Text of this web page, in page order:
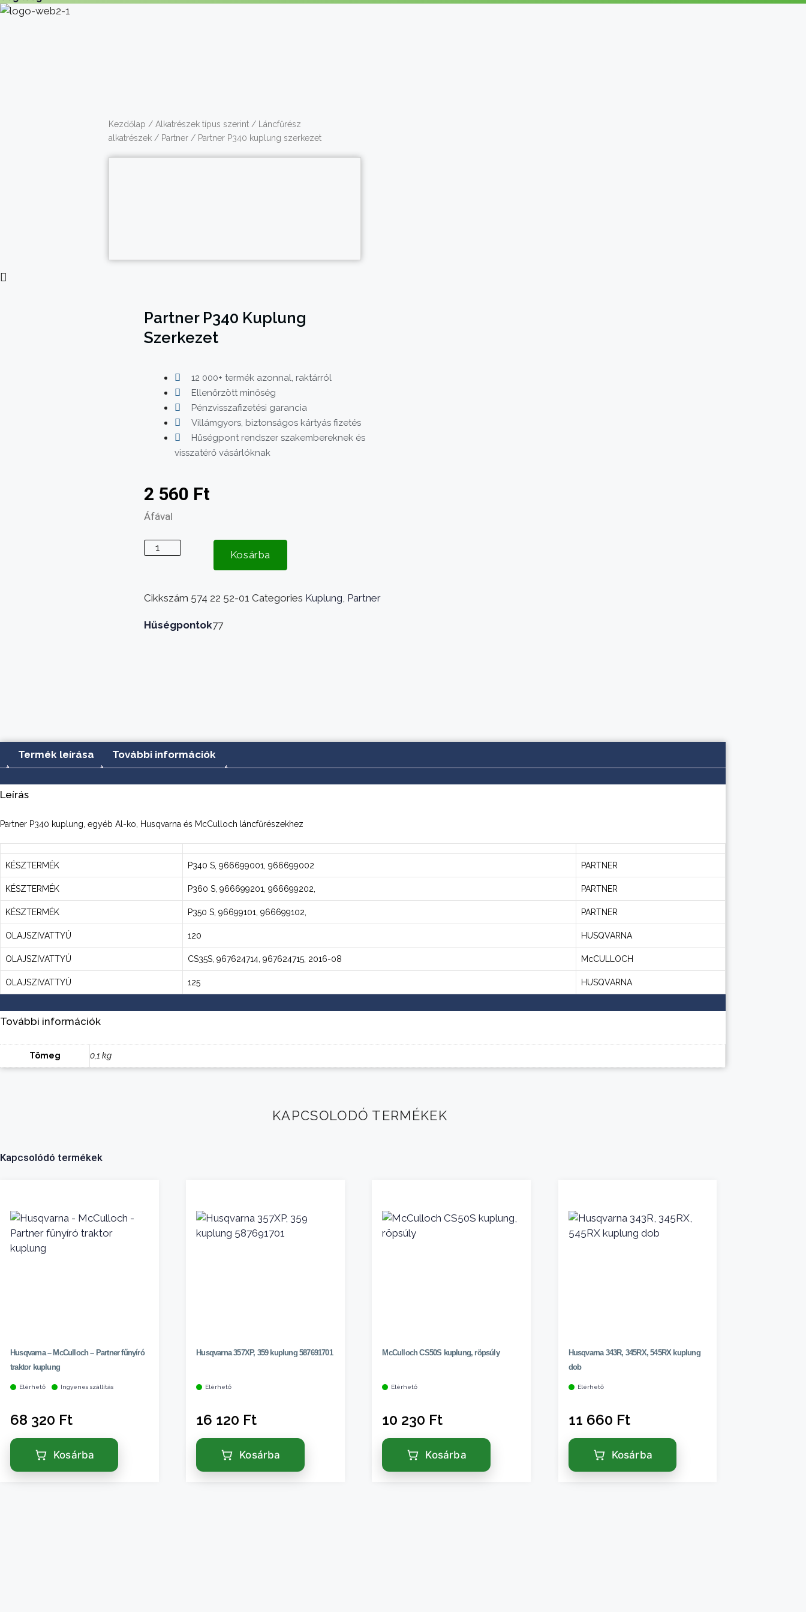
Kezdőlap / Alkatrészek típus szerint /
Láncfűrész
alkatrészek / Partner / Partner P340 kuplung szerkezet
Partner P340 Kuplung
Szerkezet
12 000+ termék azonnal, raktárról
Ellenőrzött minőség
Pénzvisszafizetési garancia
Villámgyors, biztonságos kártyás fizetés
Hűségpont rendszer szakembereknek és
visszatérő vásárlóknak
2 560 Ft
Áfával
Partner
mennyiség
Kosárba
Cikkszám 574 22 52-01 Categories Kuplung Partner
Hűségpontok77
Termék leírása További információk
Leírás
Partner P340 kuplung, egyéb Al-ko, Husqvarna és McCulloch láncfűrészekhez
KÉSZTERMÉK P340 S, 966699001, 966699002 PARTNER
KÉSZTERMÉK P360 S, 966699201, 966699202, PARTNER
KÉSZTERMÉK P350 S, 96699101, 966699102, PARTNER
OLAJSZIVATTYÚ 120 HUSQVARNA
OLAJSZIVATTYÚ CS35S, 967624714, 967624715, 2016-08 McCULLOCH
OLAJSZIVATTYÚ 125 HUSQVARNA
További információk
Tömeg 0,1 kg
KAPCSOLODÓ TERMÉKEK
Kapcsolódó termékek
Husqvarna – McCulloch – Partner fűnyíró
traktor kuplung
Elérhető Ingyenes szállítás
68 320 Ft
Kosárba
Husqvarna 357XP, 359 kuplung 587691701
Elérhető
16 120 Ft
Kosárba
McCulloch CS50S kuplung, röpsúly
Elérhető
10 230 Ft
Kosárba
Husqvarna 343R, 345RX, 545RX kuplung
dob
Elérhető
11 660 Ft
Kosárba